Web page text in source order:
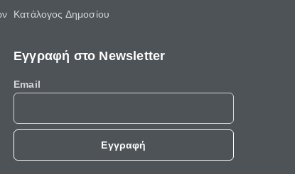
Κατάλογος Δημοσίου
Εγγραφή στο Newsletter
Email
Εγγραφή